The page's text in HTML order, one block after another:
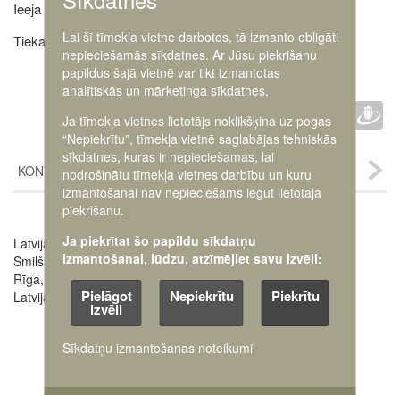
Ieeja pasākumā ir bez maksas.
Tiekamies Latvijas Kara muzejā - būs interesanti!
IETEIKT :
KONTAKTI
Latvijas Kara muzejs
Smilšu iela 20
Rīga, LV-1050,
Latvija
Image
Lai šī tīmekļa vietne darbotos, tā izmanto obligāti
nepieciešamās sīkdatnes. Ar Jūsu piekrišanu
papildus šajā vietnē var tikt izmantotas
analītiskās un mārketinga sīkdatnes.
Ja tīmekļa vietnes lietotājs noklikšķina uz pogas
“Nepiekrītu”, tīmekļa vietnē saglabājas tehniskās
sīkdatnes, kuras ir nepieciešamas, lai
nodrošinātu tīmekļa vietnes darbību un kuru
izmantošanai nav nepieciešams iegūt lietotāja
piekrišanu.
Ja piekrītat šo papildu sīkdatņu
izmantošanai, lūdzu, atzīmējiet savu izvēli:
Pielāgot
izvēli
Nepiekrītu Piekrītu
Sīkdatņu izmantošanas noteikumi